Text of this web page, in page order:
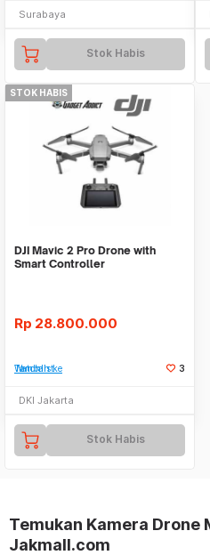
Surabaya
Stok Habis
STOK HABIS
DJI Mavic 2 Pro Drone with
Smart Controller
Rp 28.800.000
Tambah ke Watchlist 3
DKI Jakarta
Stok Habis
Temukan Kamera Drone
Jakmall.com